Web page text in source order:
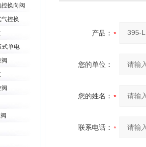
换向阀
控换
式单电
产品：
您的单位：
您的姓名：
联系电话：